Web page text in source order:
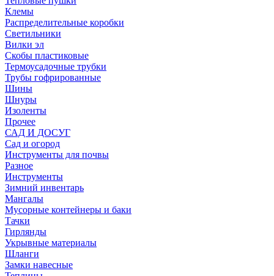
Клемы
Распределительные коробки
Светильники
Вилки эл
Скобы пластиковые
Термоусадочные трубки
Трубы гофрированные
Шины
Шнуры
Изоленты
Прочее
САД И ДОСУГ
Сад и огород
Инструменты для почвы
Разное
Инструменты
Зимний инвентарь
Мангалы
Мусорные контейнеры и баки
Тачки
Гирлянды
Укрывные материалы
Шланги
Замки навесные